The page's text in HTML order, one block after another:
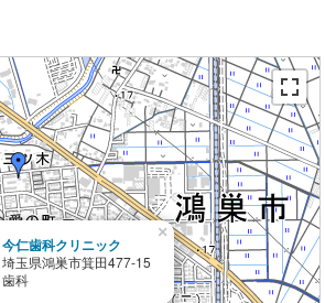
今仁歯科クリニック
埼玉県鴻巣市箕田477-15
歯科
×